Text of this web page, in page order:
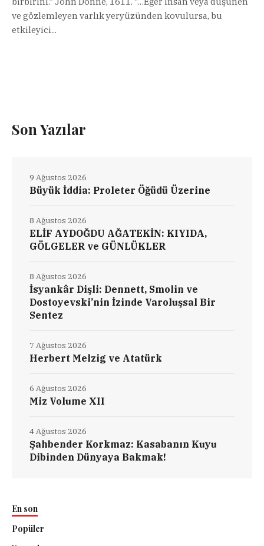
ve gözlemleyen varlık yeryüzünden kovulursa, bu
etkileyici...
Son Yazılar
Büyük İddia: Proleter Öğüdü Üzerine
9 Ağustos 2026
ELİF AYDOĞDU AĞATEKİN: KIYIDA,
GÖLGELER ve GÜNLÜKLER
8 Ağustos 2026
İsyankâr Dişli: Dennett, Smolin ve
Dostoyevski’nin İzinde Varoluşsal Bir
Sentez
8 Ağustos 2026
Herbert Melzig ve Atatürk
7 Ağustos 2026
Miz Volume XII
6 Ağustos 2026
Şahbender Korkmaz: Kasabanın Kuyu
Dibinden Dünyaya Bakmak!
4 Ağustos 2026
En son
Popüler